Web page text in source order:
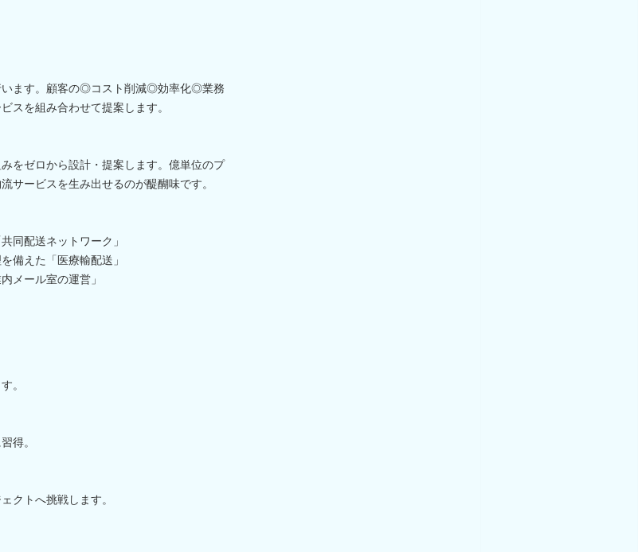
います。顧客の◎コスト削減◎効率化◎業務
スを組み合わせて提案します。
をゼロから設計・提案します。億単位のプ
サービスを生み出せるのが醍醐味です。
同配送ネットワーク」
備えた「医療輸配送」
メール室の運営」
。
得。
クトへ挑戦します。